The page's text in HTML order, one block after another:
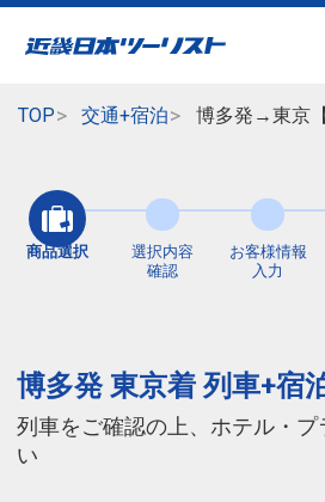
TOP 交通+宿泊 博多発→東京
商品選択
選択内容
確認
お客様情報
入力
博多発 東京着 列車+宿
列車をご確認の上、ホテル・プ
い